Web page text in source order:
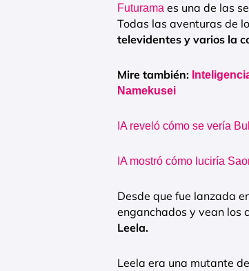
Futurama es una de las
Todas las aventuras de
televidentes y varios la
Mire también:
Namekusei
IA reveló cómo se vería
IA mostró cómo luciría
Desde que fue lanzada
enganchados y vean los
Leela.
Leela era una mutante